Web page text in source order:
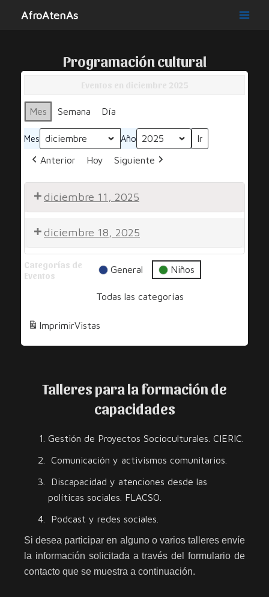
AfroAtenAs
Programación cultural
Mes Semana Día
Mes Año
Anterior Hoy Siguiente
diciembre 11, 2025
Una diciembre 18, 2025
Por
Una
Categorías de
Eventos
General Niños
Todas las categorías
ImprimirVistas
Talleres para la formación de
capacidades
Gestión de Proyectos Socioculturales. CIERIC.
Comunicación y activismos comunitarios.
Discapacidad y atenciones desde las
políticas sociales. FLACSO.
Podcast y redes sociales.
Si desea participar en alguno o varios talleres envíe
la información solicitada a través del formulario de
contacto que se muestra a continuación.